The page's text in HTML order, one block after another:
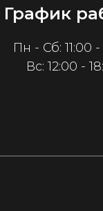
График
Пн - Сб: 11:00 -
Вс: 12:00 -